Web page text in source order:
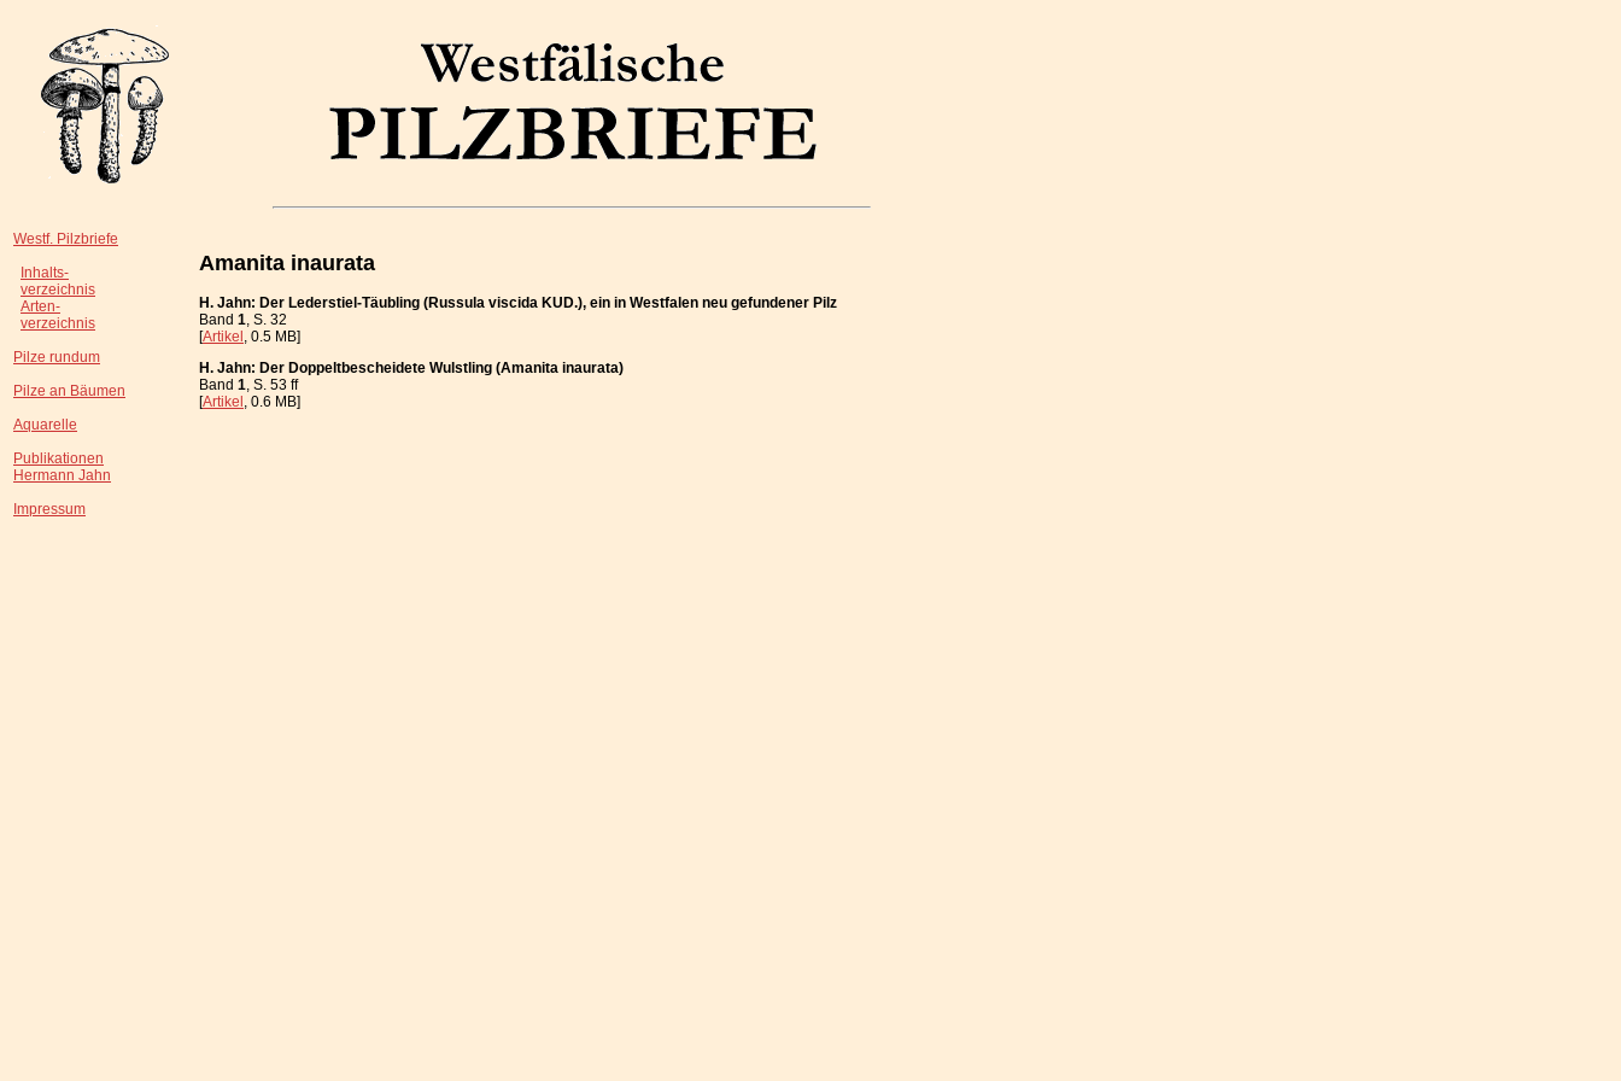
Westf. Pilzbriefe
Inhalts-
verzeichnis
Arten-
verzeichnis
Pilze rundum
Pilze an Bäumen
Aquarelle
Publikationen
Hermann Jahn
Impressum
Amanita inaurata
H. Jahn: Der Lederstiel-Täubling (Russula viscida KUD.), ein in Westfalen neu gefundener Pilz
Band 1, S. 32
[Artikel, 0.5 MB]
H. Jahn: Der Doppeltbescheidete Wulstling (Amanita inaurata)
Band 1, S. 53 ff
[Artikel, 0.6 MB]